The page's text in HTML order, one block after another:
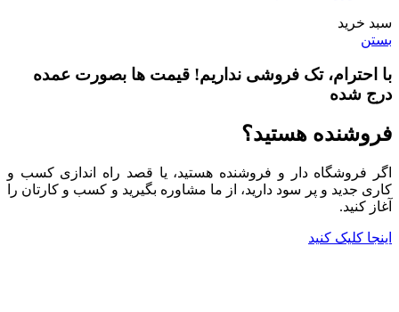
سبد خرید
بستن
با احترام، تک فروشی نداریم! قیمت ها بصورت عمده
درج شده
فروشنده هستید؟
اگر فروشگاه دار و فروشنده هستید، یا قصد راه اندازی کسب و
کاری جدید و پر سود دارید، از ما مشاوره بگیرید و کسب و کارتان را
آغاز کنید.
اینجا کلیک کنید